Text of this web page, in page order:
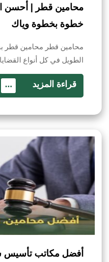
محامين قطر | أحسن
خطوة بخطوة وياك
محامين قطر محامين قطر
الطويل في كل أنواع
قراءة المزيد ...
أفضل مكاتب